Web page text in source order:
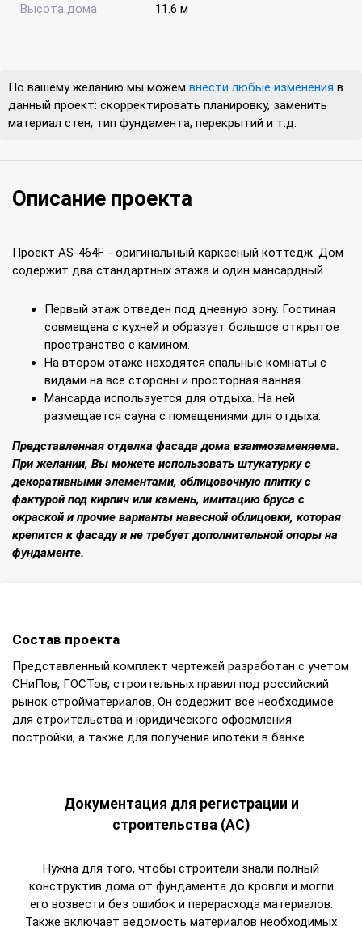
Высота дома 11.6 м
По вашему желанию мы можем внести любые изменения в
данный проект: скорректировать планировку, заменить
материал стен, тип фундамента, перекрытий и т.д.
Описание проекта
Проект AS-464F - оригинальный каркасный коттедж. Дом
содержит два стандартных этажа и один мансардный.
Первый этаж отведен под дневную зону. Гостиная
совмещена с кухней и образует большое открытое
пространство с камином.
На втором этаже находятся спальные комнаты с
видами на все стороны и просторная ванная.
Мансарда используется для отдыха. На ней
размещается сауна с помещениями для отдыха.
Представленная отделка фасада дома взаимозаменяема.
При желании, Вы можете использовать штукатурку с
декоративными элементами, облицовочную плитку с
фактурой под кирпич или камень, имитацию бруса с
окраской и прочие варианты навесной облицовки, которая
крепится к фасаду и не требует дополнительной опоры на
фундаменте.
Состав проекта
Представленный комплект чертежей разработан с учетом
СНиПов, ГОСТов, строительных правил под российский
рынок стройматериалов. Он содержит все необходимое
для строительства и юридического оформления
постройки, а также для получения ипотеки в банке.
Документация для регистрации и
строительства (АС)
Нужна для того, чтобы строители знали полный
конструктив дома от фундамента до кровли и могли
его возвести без ошибок и перерасхода материалов.
Также включает ведомость материалов необходимых